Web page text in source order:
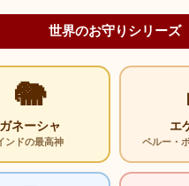
世界のお守りシリーズ
🐘
ガネーシャ
ンドの最高神
エ
ペルー・